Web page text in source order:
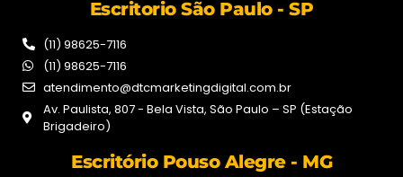
Escritorio São Paulo - SP
(11) 98625-7116
(11) 98625-7116
atendimento@dtcmarketingdigital.com.br
Av. Paulista, 807 - Bela Vista, São Paulo – SP (Estação
Brigadeiro)
Escritório Pouso Alegre - MG